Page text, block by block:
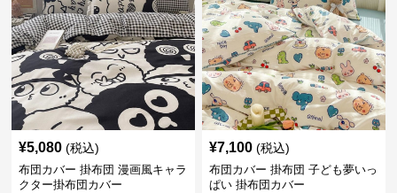
¥5,080 (税込)
布団カバー 掛布団 漫画風キャラ
クター掛布団カバー
¥7,100 (税込)
布団カバー 掛布団 子ども夢いっ
ぱい 掛布団カバー